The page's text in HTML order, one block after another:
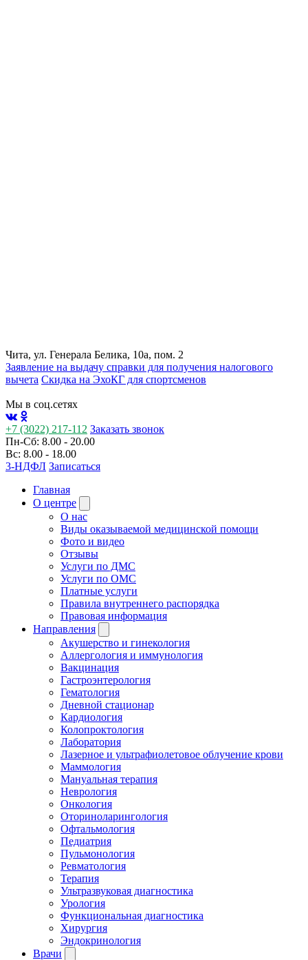
Чита, ул. Генерала Белика, 10а, пом. 2
Заявление на выдачу справки для получения налогового
вычета Cкидка на ЭхоКГ для спортсменов
Мы в соц.сетях
+7 (3022) 217-112 Заказать звонок
Пн-Сб: 8.00 - 20.00
Вс: 8.00 - 18.00
3-НДФЛ Записаться
Главная
О центре
О нас
Виды оказываемой медицинской помощи
Фото и видео
Отзывы
Услуги по ДМС
Услуги по ОМС
Платные услуги
Правила внутреннего распорядка
Правовая информация
Направления
Акушерство и гинекология
Аллергология и иммунология
Вакцинация
Гастроэнтерология
Гематология
Дневной стационар
Кардиология
Колопроктология
Лаборатория
Лазерное и ультрафиолетовое облучение крови
Маммология
Мануальная терапия
Неврология
Онкология
Оториноларингология
Офтальмология
Педиатрия
Пульмонология
Ревматология
Терапия
Ультразвуковая диагностика
Урология
Функциональная диагностика
Хирургия
Эндокринология
Врачи